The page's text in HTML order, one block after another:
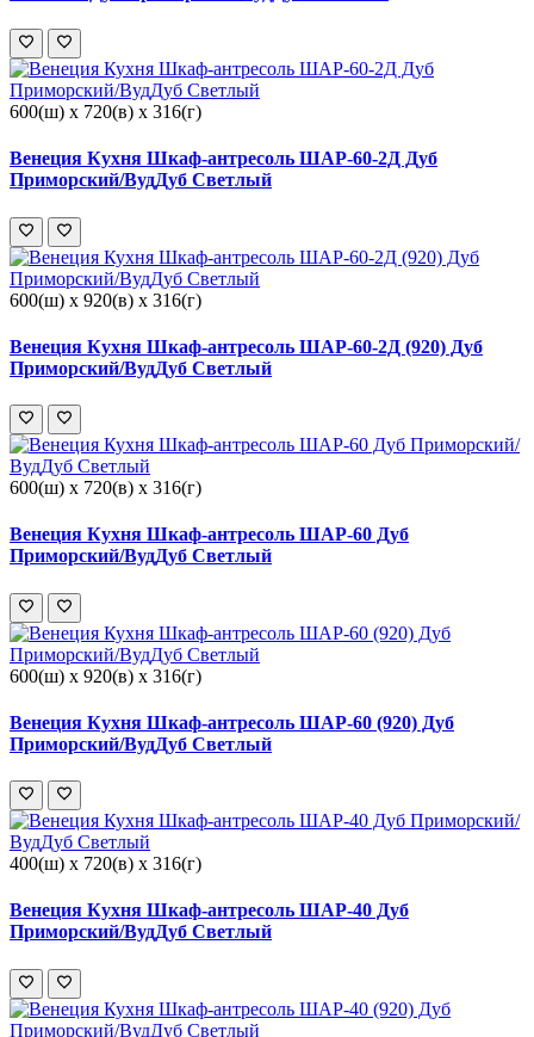
600(ш) x 720(в) x 316(г)
Венеция Кухня Шкаф-антресоль ШАР-60-2Д Дуб
Приморский/ВудДуб Светлый
600(ш) x 920(в) x 316(г)
Венеция Кухня Шкаф-антресоль ШАР-60-2Д (920) Дуб
Приморский/ВудДуб Светлый
600(ш) x 720(в) x 316(г)
Венеция Кухня Шкаф-антресоль ШАР-60 Дуб
Приморский/ВудДуб Светлый
600(ш) x 920(в) x 316(г)
Венеция Кухня Шкаф-антресоль ШАР-60 (920) Дуб
Приморский/ВудДуб Светлый
400(ш) x 720(в) x 316(г)
Венеция Кухня Шкаф-антресоль ШАР-40 Дуб
Приморский/ВудДуб Светлый